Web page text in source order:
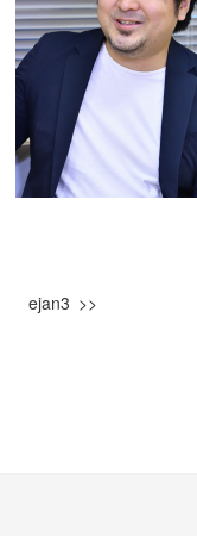
ejan3